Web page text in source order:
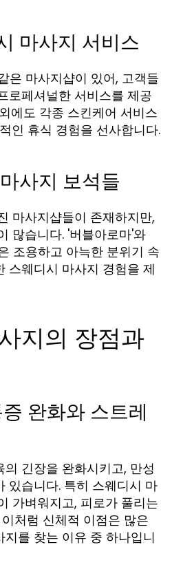
마사지 서비스
은 마사지샵이 있어, 고객들
로페셔널한 서비스를 제공
에도 각종 스킨케어 서비스
인 휴식 경험을 선사합니다.
사지 보석들
마사지샵들이 존재하지만,
많습니다. '버블아로마'와
조용하고 아늑한 분위기 속
스웨디시 마사지 경험을 제
지의 장점과
완화와 스트레
긴장을 완화시키고, 만성
있습니다. 특히 스웨디시 마
가벼워지고, 피로가 풀리는
처럼 신체적 이점은 많은
를 찾는 이유 중 하나입니